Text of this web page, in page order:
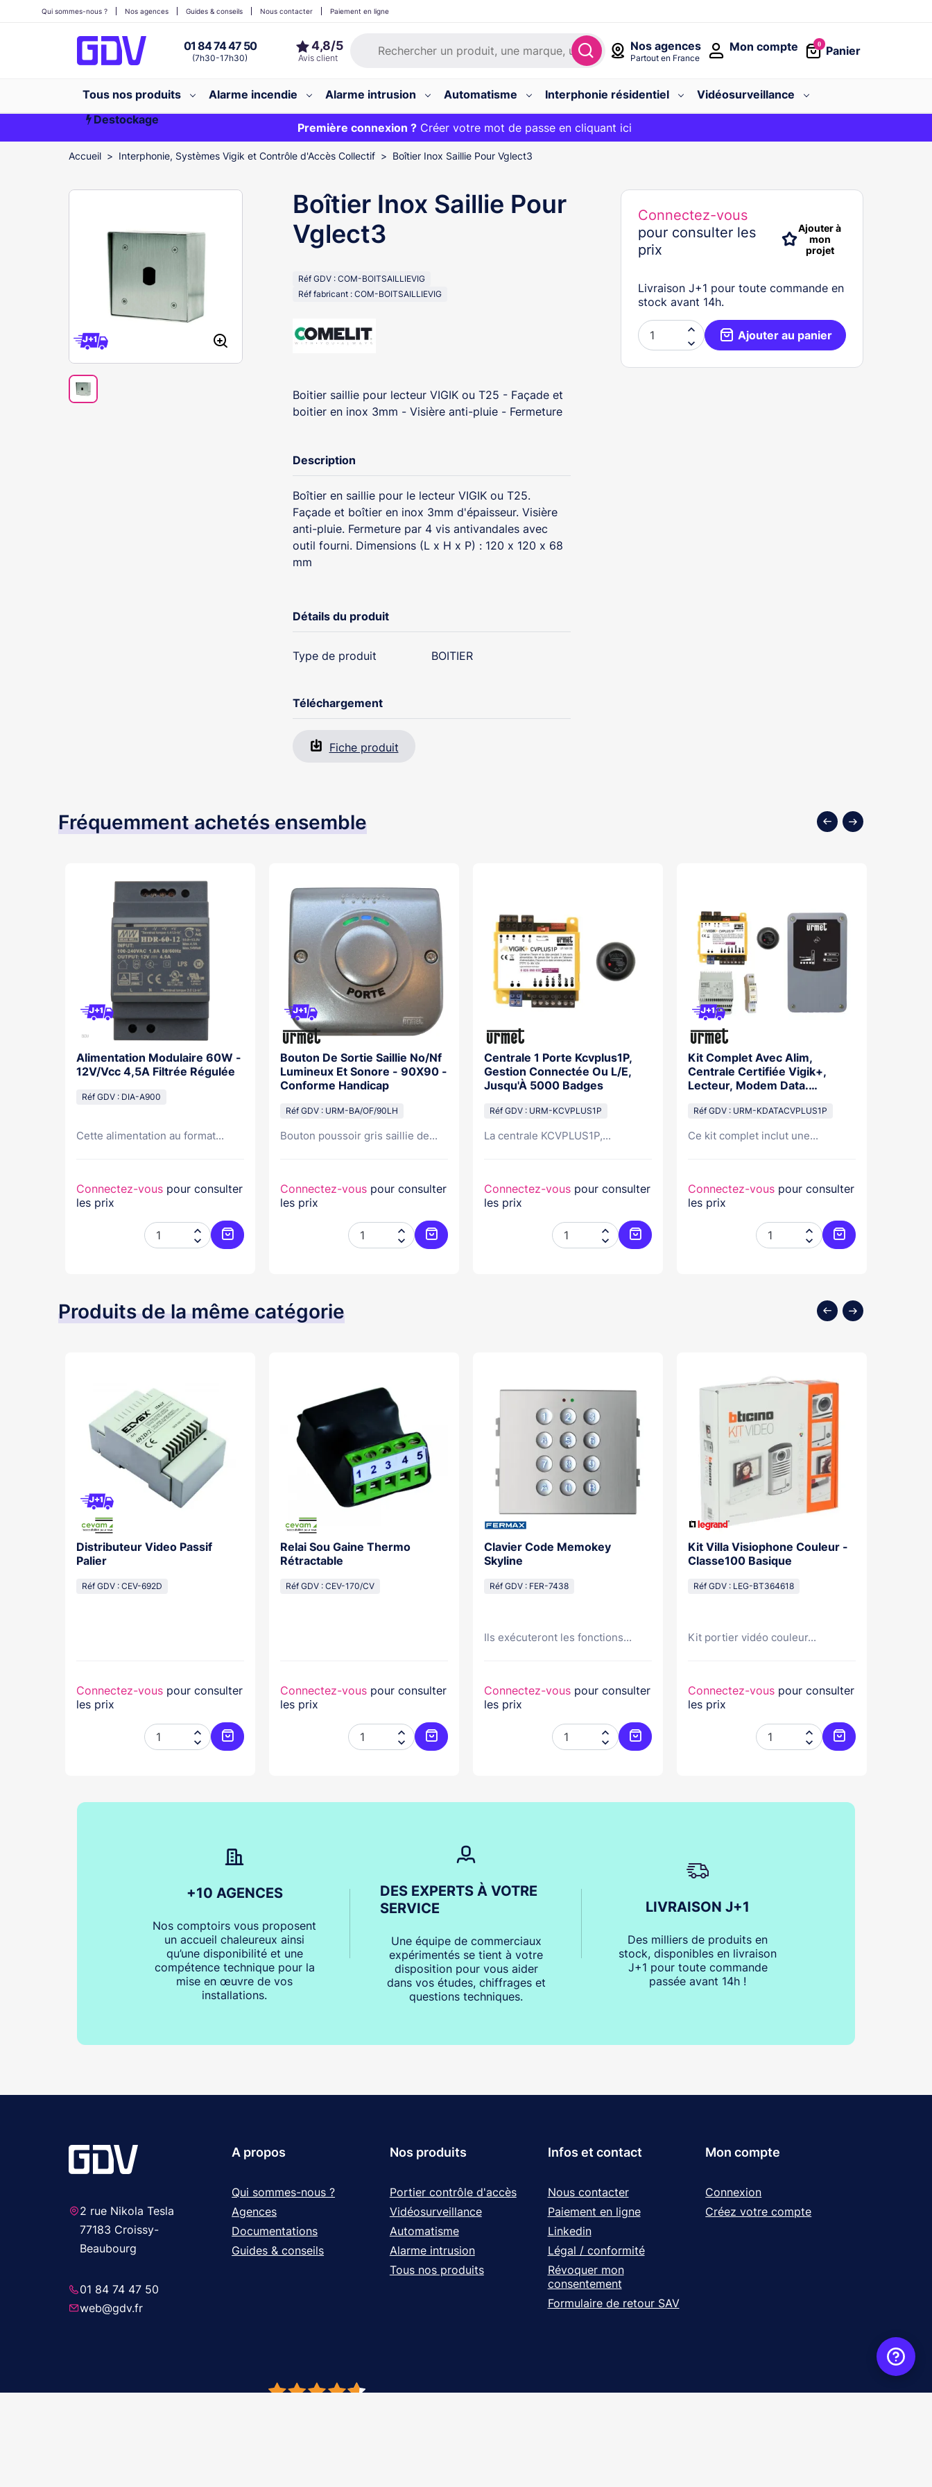
Nos agences
Partout en France
01 84 74 47 50
(7h30-17h30)
0
Panier
Mon compte
Qui sommes-nous ? Nos agences Guides & conseils Nous contacter Paiement en ligne
Tous nos produits Alarme incendie Alarme intrusion Automatisme Interphonie résidentiel
Vidéosurveillance
Destockage
Première commande ?20€ OFFERT sur votre panier et livraison 24/48h gratuite avec le code
Première connexion ?Créer votre mot de passe en cliquant ici
EXCLU WEB :
Accueil Interphonie, Systèmes Vigik et Contrôle d'Accès Collectif Boîtier Inox Saillie Pour Vglect3
Boîtier Inox Saillie Pour
Vglect3
Réf GDV : COM-BOITSAILLIEVIG
Réf fabricant : COM-BOITSAILLIEVIG
Boitier saillie pour lecteur VIGIK ou T25 - Façade et
boitier en inox 3mm - Visière anti-pluie - Fermeture
Description
Boîtier en saillie pour le lecteur VIGIK ou T25.
Façade et boîtier en inox 3mm d'épaisseur. Visière
anti-pluie. Fermeture par 4 vis antivandales avec
outil fourni. Dimensions (L x H x P) : 120 x 120 x 68
mm
Détails du produit
Type de produit BOITIER
Téléchargement
Fiche produit
Connectez-vous
pour consulter les
prix
Ajouter à
mon
projet
Livraison J+1 pour toute commande en
stock avant 14h.

 Ajouter au panier
Fréquemment achetés ensemble
Alimentation Modulaire 60W -
12V/Vcc 4,5A Filtrée Régulée
Réf GDV : DIA-A900
Cette alimentation au format...
Connectez-vous pour consulter
les prix


Ajouter au panier
Bouton De Sortie Saillie No/Nf
Lumineux Et Sonore - 90X90 -
Conforme Handicap
Réf GDV : URM-BA/OF/90LH
Bouton poussoir gris saillie de...
Connectez-vous pour consulter
les prix


Ajouter au panier
Centrale 1 Porte Kcvplus1P,
Gestion Connectée Ou L/E,
Jusqu'À 5000 Badges
Réf GDV : URM-KCVPLUS1P
La centrale KCVPLUS1P,...
Connectez-vous pour consulter
les prix


Ajouter au panier
Kit Complet Avec Alim,
Centrale Certifiée Vigik+,
Lecteur, Modem Data.
Réf GDV : URM-KDATACVPLUS1P
Ce kit complet inclut une...
Connectez-vous pour consulter
les prix


Ajouter au panier
Produits de la même catégorie
Distributeur Video Passif
Palier
Réf GDV : CEV-692D
Connectez-vous pour consulter
les prix


Ajouter au panier
Relai Sou Gaine Thermo
Rétractable
Réf GDV : CEV-170/CV
Connectez-vous pour consulter
les prix


Ajouter au panier
Clavier Code Memokey
Skyline
Réf GDV : FER-7438
Ils exécuteront les fonctions...
Connectez-vous pour consulter
les prix


Ajouter au panier
Kit Villa Visiophone Couleur -
Classe100 Basique
Réf GDV : LEG-BT364618
Kit portier vidéo couleur...
Connectez-vous pour consulter
les prix


Ajouter au panier
+10 AGENCES
Nos comptoirs vous proposent
un accueil chaleureux ainsi
qu’une disponibilité et une
compétence technique pour la
mise en œuvre de vos
installations.
DES EXPERTS À VOTRE
SERVICE
Une équipe de commerciaux
expérimentés se tient à votre
disposition pour vous aider
dans vos études, chiffrages et
questions techniques.
LIVRAISON J+1
Des milliers de produits en
stock, disponibles en livraison
J+1 pour toute commande
passée avant 14h !
2 rue Nikola Tesla
77183 Croissy-
Beaubourg
01 84 74 47 50
web@gdv.fr
A propos
Qui sommes-nous ?
Agences
Documentations
Guides & conseils
Nos produits
Portier contrôle d'accès
Vidéosurveillance
Automatisme
Alarme intrusion
Tous nos produits
Infos et contact
Nous contacter
Paiement en ligne
Linkedin
Légal / conformité
Révoquer mon
consentement
Formulaire de retour SAV
Mon compte
Connexion
Créez votre compte